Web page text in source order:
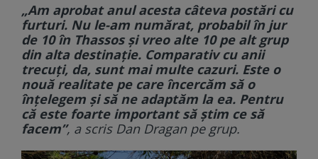
„Am aprobat anul acesta câteva postări cu
furturi. Nu le-am numărat, probabil în jur
de 10 în Thassos și vreo alte 10 pe alt grup
din alta destinație. Comparativ cu anii
trecuți, da, sunt mai multe cazuri. Este o
nouă realitate pe care încercăm să o
înțelegem și să ne adaptăm la ea. Pentru
că este foarte important să știm ce să
facem”, a scris Dan Dragan pe grup.